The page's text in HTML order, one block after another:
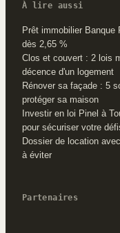
À lire aussi
Prêt immobilier
dès 2,65 %
Clos et couvert : 2 lois
décence d'un logement
Rénover sa façade : 5
protéger sa maison
Investir en loi Pinel à
pour sécuriser votre
Dossier de location
à éviter
Partenaires